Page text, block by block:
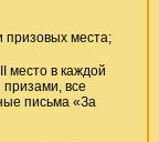
призовых места;
место в каждой
все
письма «За